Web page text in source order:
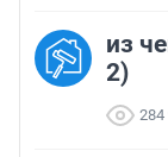
из
2)
284